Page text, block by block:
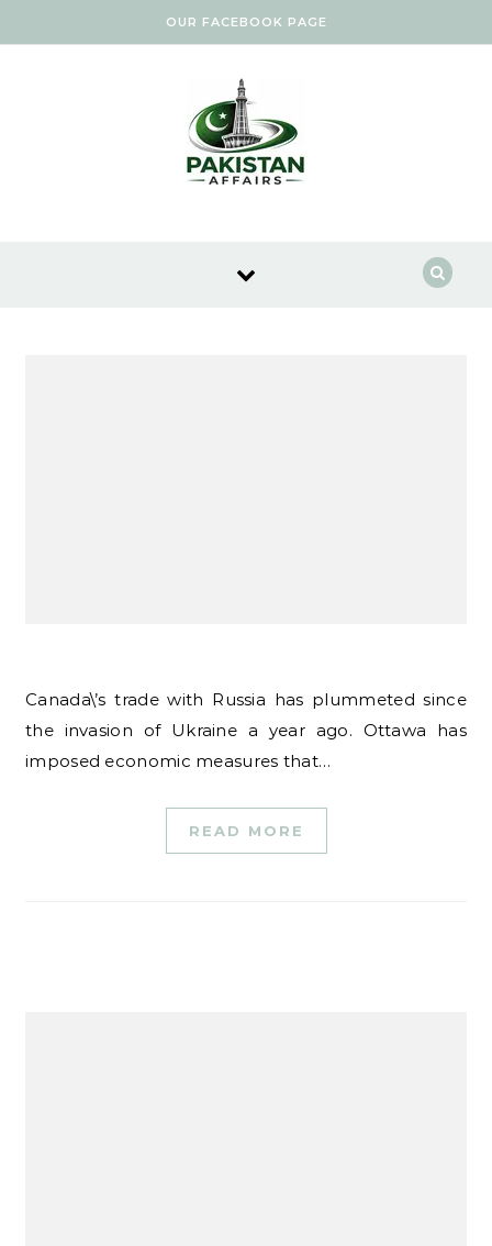
OUR FACEBOOK PAGE
Canada\’s trade with Russia has plummeted since
the invasion of Ukraine a year ago. Ottawa has
imposed economic measures that…
READ MORE